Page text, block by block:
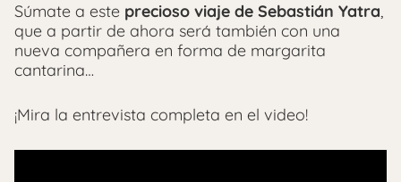
Súmate a este precioso viaje de Sebastián Yatra,
que a partir de ahora será también con una
nueva compañera en forma de margarita
cantarina…
¡Mira la entrevista completa en el video!